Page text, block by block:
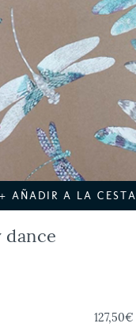
+ AÑADIR A LA CESTA
127,50€